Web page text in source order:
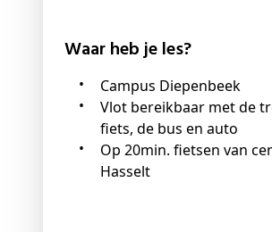
Waar heb je les?
Campus Diepenbeek
Vlot bereikbaar met de trein, de
fiets, de bus en auto
Op 20min. fietsen van centrum
Hasselt